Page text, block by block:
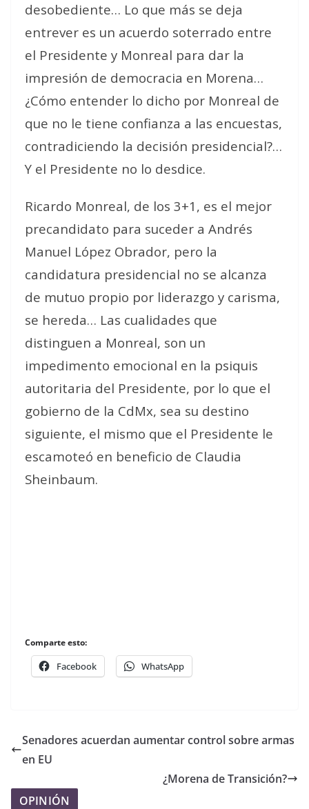
desobediente… Lo que más se deja
entrever es un acuerdo soterrado entre
el Presidente y Monreal para dar la
impresión de democracia en Morena…
¿Cómo entender lo dicho por Monreal de
que no le tiene confianza a las encuestas,
contradiciendo la decisión presidencial?…
Y el Presidente no lo desdice.
Ricardo Monreal, de los 3+1, es el mejor
precandidato para suceder a Andrés
Manuel López Obrador, pero la
candidatura presidencial no se alcanza
de mutuo propio por liderazgo y carisma,
se hereda… Las cualidades que
distinguen a Monreal, son un
impedimento emocional en la psiquis
autoritaria del Presidente, por lo que el
gobierno de la CdMx, sea su destino
siguiente, el mismo que el Presidente le
escamoteó en beneficio de Claudia
Sheinbaum.
Comparte esto:
Facebook WhatsApp
Senadores acuerdan aumentar control sobre armas
en EU
¿Morena de Transición?
OPINIÓN